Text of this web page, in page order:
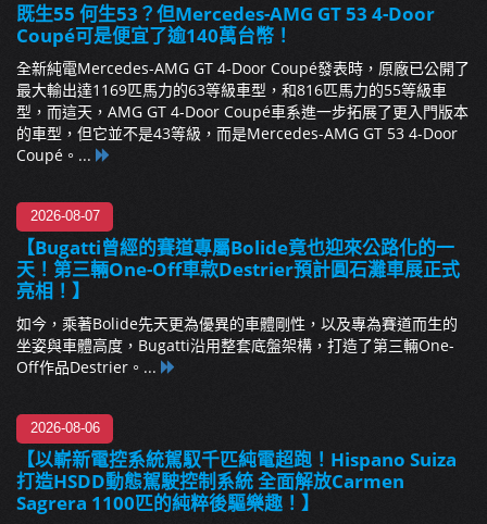
既生55 何生53？但Mercedes-AMG GT 53 4-Door
Coupé可是便宜了逾140萬台幣！
全新純電Mercedes-AMG GT 4-Door Coupé發表時，原廠已公開了
最大輸出達1169匹馬力的63等級車型，和816匹馬力的55等級車
型，而這天，AMG GT 4-Door Coupé車系進一步拓展了更入門版本
的車型，但它並不是43等級，而是Mercedes-AMG GT 53 4-Door
Coupé。...
2026-08-07
【Bugatti曾經的賽道專屬Bolide竟也迎來公路化的一
天！第三輛One-Off車款Destrier預計圓石灘車展正式
亮相！】
如今，乘著Bolide先天更為優異的車體剛性，以及專為賽道而生的
坐姿與車體高度，Bugatti沿用整套底盤架構，打造了第三輛One-
Off作品Destrier。...
2026-08-06
【以嶄新電控系統駕馭千匹純電超跑！Hispano Suiza
打造HSDD動態駕駛控制系統 全面解放Carmen
Sagrera 1100匹的純粹後驅樂趣！】